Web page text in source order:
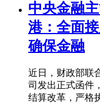
中央金融
港：全面
确保金融
近日，财政部联
司发出正式函件
结算改革，严格